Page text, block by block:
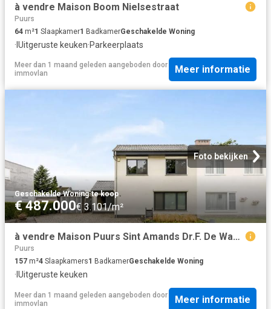
à vendre Maison Boom Nielsestraat
Puurs
64 m²1 Slaapkamer1 BadkamerGeschakelde Woning
·IUitgeruste keuken·Parkeerplaats
Meer dan 1 maand geleden aangeboden door
immovlan
Meer informatie
Foto bekijken
Geschakelde Woning·te koop
€ 487.000€ 3.101/m²
à vendre Maison Puurs Sint Amands Dr.F. De Wachterlaan
Puurs
157 m²4 Slaapkamers1 BadkamerGeschakelde Woning
· IUitgeruste keuken
Meer dan 1 maand geleden aangeboden door
immovlan
Meer informatie